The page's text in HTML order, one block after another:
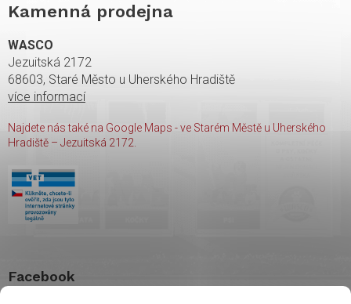
Kamenná prodejna
WASCO
Jezuitská 2172
68603, Staré Město u Uherského Hradiště
více informací
Najdete nás také na Google Maps - ve Starém Městě u Uherského
Hradiště – Jezuitská 2172.
Facebook